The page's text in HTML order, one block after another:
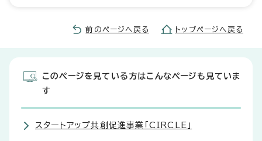
前のページへ戻る トップページへ戻る
このページを見ている方はこんなページも見ていま
す
スタートアップ共創促進事業「CIRCLE」